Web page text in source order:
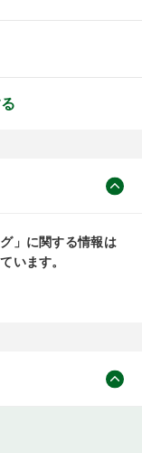
」に関する情報は
います。